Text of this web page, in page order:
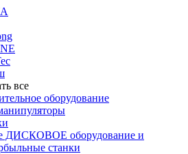
все
оборудование
ДИСКОВОЕ оборудование и
станки